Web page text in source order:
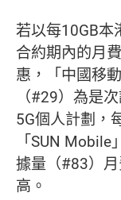
若以每10GB本
合約期內的月
惠，「中國移
（#29）為是
5G個人計劃，
「SUN
據量（#83）
高。